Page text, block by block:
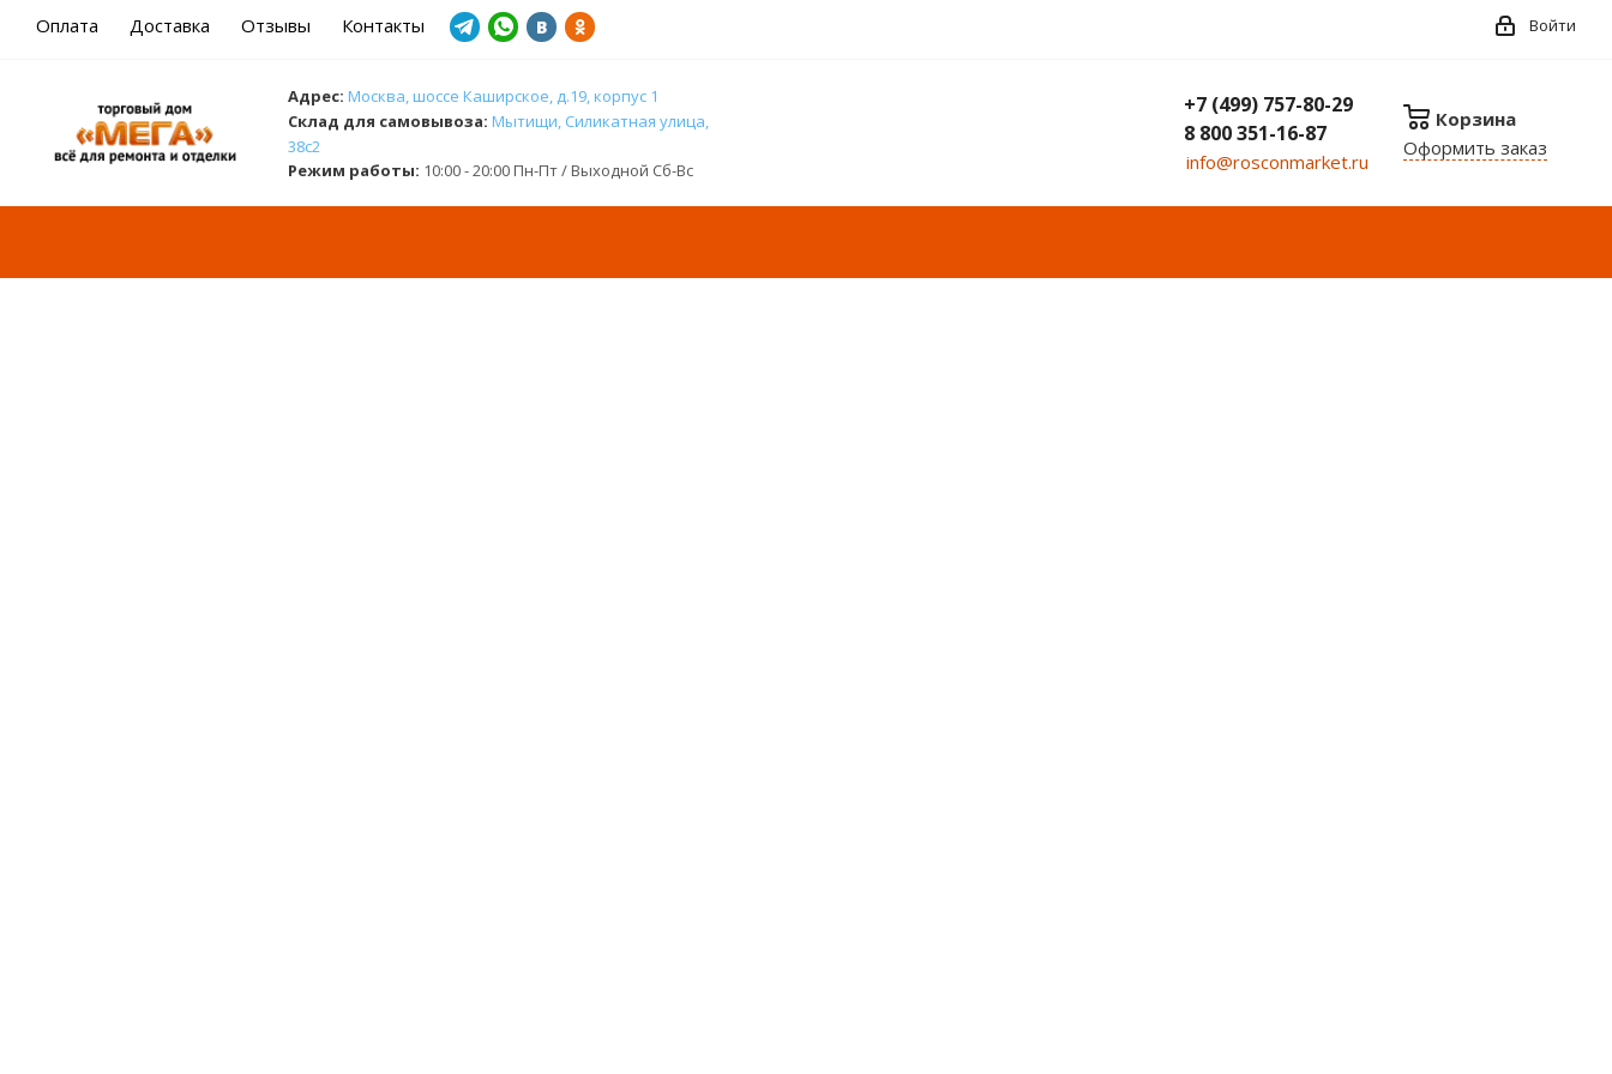
Оплата Доставка Отзывы Контакты Войти
Адрес: Москва, шоссе Каширское, д.19, корпус 1
Cклад для самовывоза: Мытищи, Силикатная улица,
38с2
Режим работы: 10:00 - 20:00 Пн-Пт / Выходной Сб-Вс
+7 (499) 757-80-29
8 800 351-16-87
info@rosconmarket.ru
Корзина
Оформить заказ